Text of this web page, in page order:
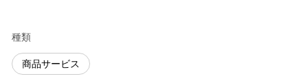
種類
商品サービス